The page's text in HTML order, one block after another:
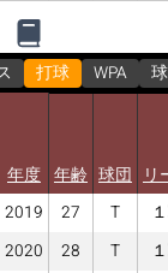
打球 WPA
年度 年齢 球団 リ
2019
27 T
2020
28 T